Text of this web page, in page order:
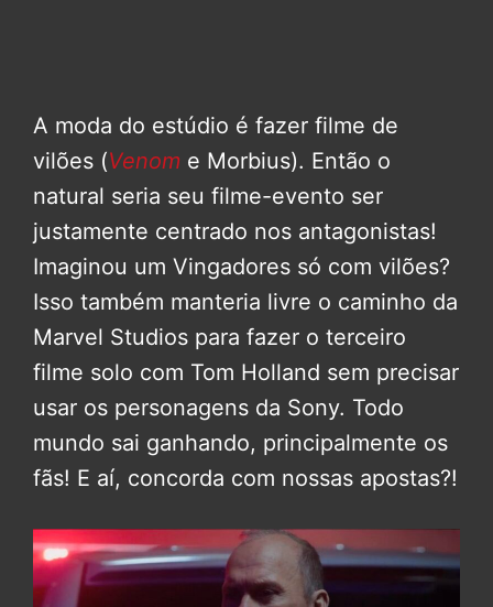
A moda do estúdio é fazer filme de
vilões (Venom e Morbius). Então o
natural seria seu filme-evento ser
justamente centrado nos antagonistas!
Imaginou um Vingadores só com vilões?
Isso também manteria livre o caminho da
Marvel Studios para fazer o terceiro
filme solo com Tom Holland sem precisar
usar os personagens da Sony. Todo
mundo sai ganhando, principalmente os
fãs! E aí, concorda com nossas apostas?!